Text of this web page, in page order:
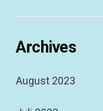
Archives
August 2023